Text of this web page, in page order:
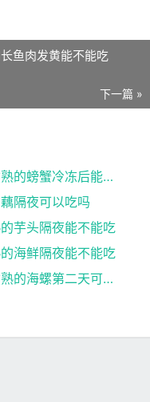
鱼肉发黄能不能吃
下一篇 »
煮熟的螃蟹冷冻后能吃吗 煮熟的螃蟹冷冻后能不能吃
隔夜可以吃吗
芋头隔夜能不能吃
海鲜隔夜能不能吃
煮熟的海螺第二天能吃吗 煮熟的海螺第二天可以吃吗